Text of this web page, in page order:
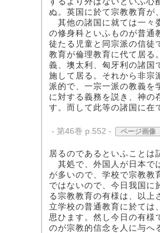
ぬ。英国に於て宗教教育が
其他の諸国に就ては一々
の修身科といふものが普通
徒たる児童と同宗派の信徒
教育が倫理教育に代て居る
義、墺太利、匈牙利の諸国
施して居る。それから非宗
派的で、一宗一派の教義を
に対する義務を説き、神の
す。而して此等の諸国に在
- 第46巻 p.552 - ページ画像
居るのであるといふことは
其処で、外国人が日本で
が多いので、学校で宗教教
ではないので、今日我国に
る宗教教育の有様は、以上
立学校の普通教育に於ては
思ひます。然し今日の有様
のが宗教的信念を人に与へ